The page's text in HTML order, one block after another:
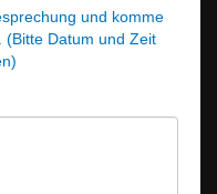
und komme
Datum und Zeit